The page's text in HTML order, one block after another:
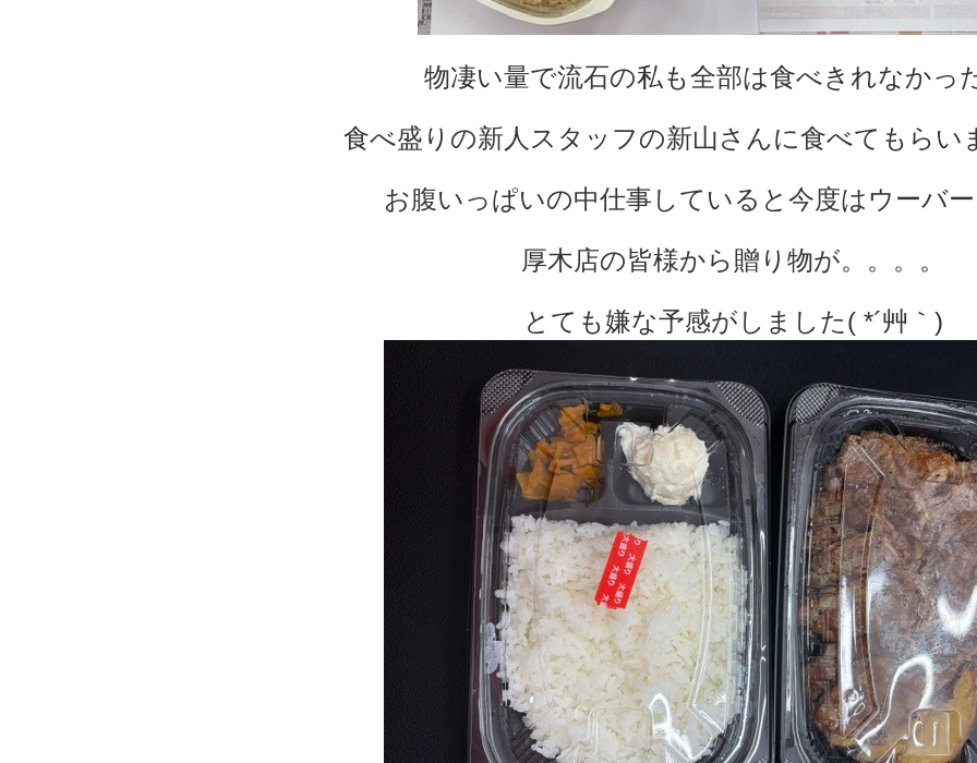
物凄い量で流石の私も全部は食べきれなかっ
食べ盛りの新人スタッフの新山さんに食べてもらい
お腹いっぱいの中仕事していると今度はウーバ
厚木店の皆様から贈り物が。。。。
とても嫌な予感がしました( *´艸｀)